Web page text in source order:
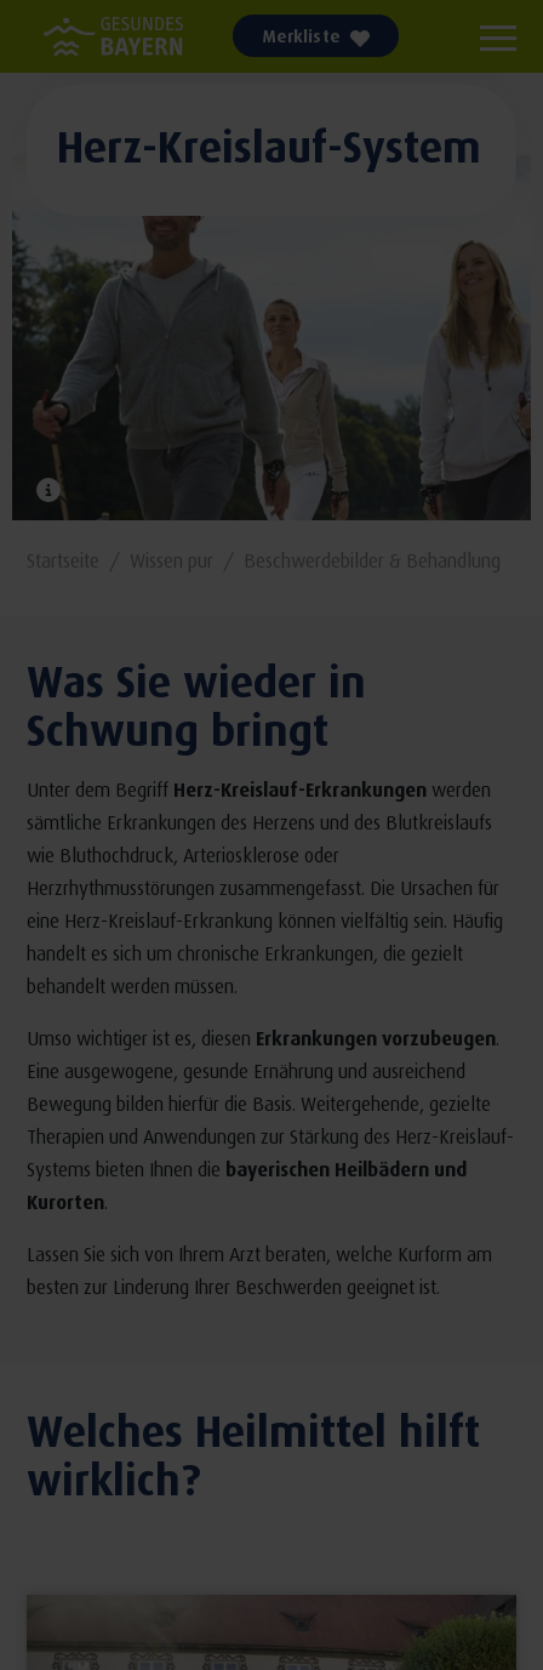
Merkliste
Herz-Kreislauf-System
Startseite Wissen pur Beschwerdebilder & Behandlung
Was Sie wieder in
Schwung bringt
Unter dem Begriff Herz-Kreislauf-Erkrankungenwerden
sämtliche Erkrankungen des Herzens und des Blutkreislaufs
wie Bluthochdruck, Arteriosklerose oder
Herzrhythmusstörungen zusammengefasst. Die Ursachen für
eine Herz-Kreislauf-Erkrankung können vielfältig sein. Häufig
handelt es sich um chronische Erkrankungen, die gezielt
behandelt werden müssen.
Umso wichtiger ist es, diesen Erkrankungen vorzubeugen.
Eine ausgewogene, gesunde Ernährung und ausreichend
Bewegung bilden hierfür die Basis. Weitergehende, gezielte
Therapien und Anwendungen zur Stärkung des Herz-Kreislauf-
Systems bieten Ihnen die bayerischen Heilbädern und
Kurorten.
Lassen Sie sich von Ihrem Arzt beraten, welche Kurform am
besten zur Linderung Ihrer Beschwerden geeignet ist.
Welches Heilmittel hilft
wirklich?